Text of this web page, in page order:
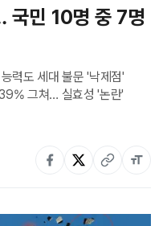
국민 10명 중 7명
력도 세대 불문 '낙제점'
그쳐… 실효성 '논란'